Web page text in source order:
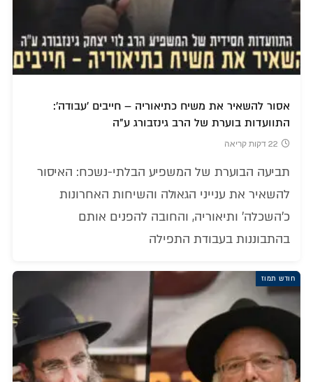
אסור להשאיר את משיח כתיאוריה – חייבים 'עבודה':
התוועדות בוערת של הרב גינזבורג ע"ה
22 דקות קריאה
תביעה הבוערת של המשפיע הבלתי-נשכח: האיסור
להשאיר את ענייני הגאולה והשיחות האחרונות
כ'השכלה' ותיאוריה, והחובה להפנים אותם
בהתבוננות בעבודת התפילה
חודש תמוז